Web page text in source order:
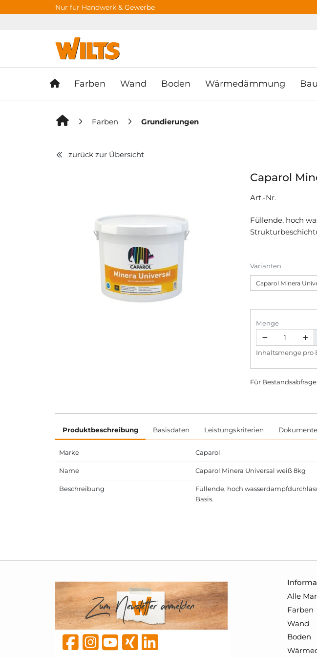
Springe zu Hauptinhalt Springe zum Header
Nur für Handwerk & Gewerbe
Farben Wand Boden Wärmedämmung
Farben Grundierungen
zurück zur Übersicht
Caparol
Art.-Nr.
Füllende, hoch
Varianten
Menge
Inhaltsmenge pro
Für
Produktbeschreibung Basisdaten Leistungskriterien Dokumente
Marke Caparol
Name Caparol Minera Universal weiß 8kg
Beschreibung
Füllende, hoch
Basis.
Alle
Farben
Wand
Boden